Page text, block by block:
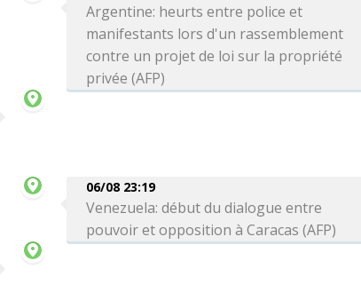
Argentine: heurts entre police et
manifestants lors d'un rassemblement
contre un projet de loi sur la propriété
privée (AFP)
06/08 23:19
Venezuela: début du dialogue entre
pouvoir et opposition à Caracas (AFP)